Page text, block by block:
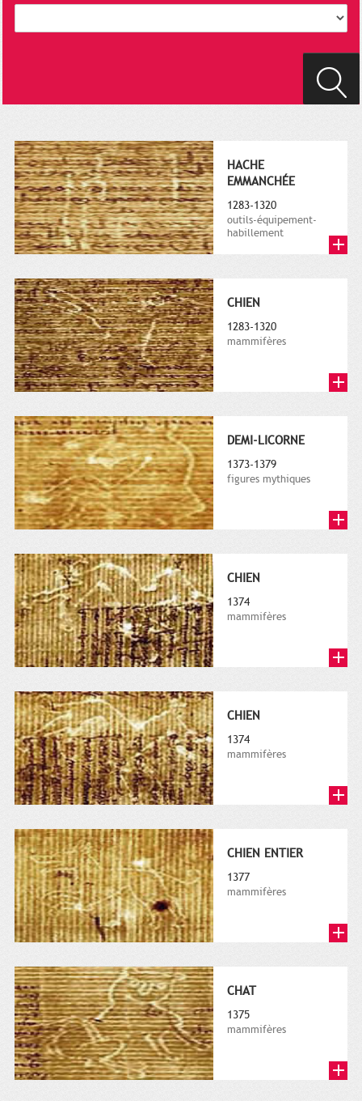
HACHE
EMMANCHÉE
1283-1320
outils-équipement-
habillement
CHIEN
1283-1320
mammifères
DEMI-LICORNE
1373-1379
figures mythiques
CHIEN
1374
mammifères
CHIEN
1374
mammifères
CHIEN ENTIER
1377
mammifères
CHAT
1375
mammifères